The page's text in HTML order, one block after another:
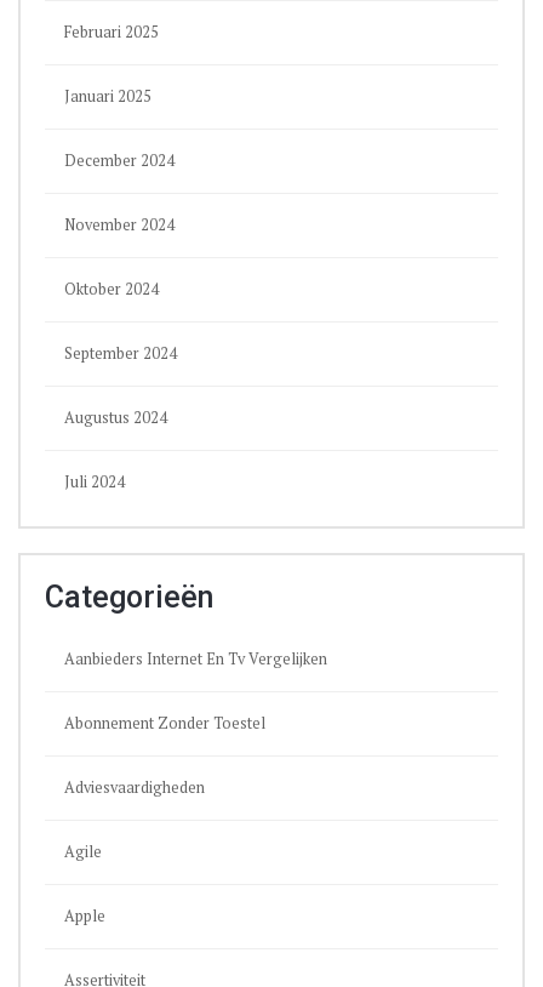
Februari 2025
Januari 2025
December 2024
November 2024
Oktober 2024
September 2024
Augustus 2024
Juli 2024
Categorieën
Aanbieders Internet En Tv Vergelijken
Abonnement Zonder Toestel
Adviesvaardigheden
Agile
Apple
Assertiviteit